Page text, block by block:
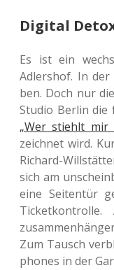
Digital
Es ist ein
Adlers­hof. In
ben. Doch nur
Studio Berlin die
„Wer stiehlt mir
zeich­net wird.
Richard-
sich am
eine Sei­ten­tür
Zum Tausch
phones in der